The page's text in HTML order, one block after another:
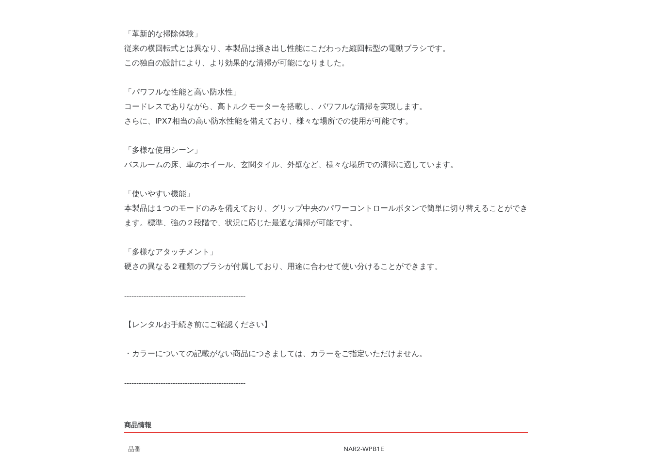
「革新的な掃除体験」
従来の横回転式とは異なり、本製品は掻き出し性能にこだわった縦回転型の電動ブラシです。
この独自の設計により、より効果的な清掃が可能になりました。
「パワフルな性能と高い防水性」
コードレスでありながら、高トルクモーターを搭載し、パワフルな清掃を実現します。
さらに、IPX7相当の高い防水性能を備えており、様々な場所での使用が可能です。
「多様な使用シーン」
バスルームの床、車のホイール、玄関タイル、外壁など、様々な場所での清掃に適しています。
「使いやすい機能」
本製品は１つのモードのみを備えており、グリップ中央のパワーコントロールボタンで簡単に切り替えることができ
ます。標準、強の２段階で、状況に応じた最適な清掃が可能です。
「多様なアタッチメント」
硬さの異なる２種類のブラシが付属しており、用途に合わせて使い分けることができます。
--------------------------------------------------
【レンタルお手続き前にご確認ください】
・カラーについての記載がない商品につきましては、カラーをご指定いただけません。
--------------------------------------------------
商品情報
品番 NAR2-WPB1E